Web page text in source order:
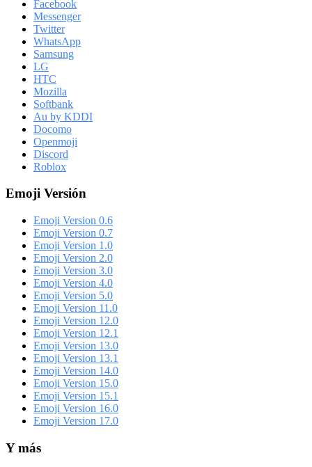
Facebook
Messenger
Twitter
WhatsApp
Samsung
LG
HTC
Mozilla
Softbank
Au by KDDI
Docomo
Openmoji
Discord
Roblox
Emoji Versión
Emoji Version 0.6
Emoji Version 0.7
Emoji Version 1.0
Emoji Version 2.0
Emoji Version 3.0
Emoji Version 4.0
Emoji Version 5.0
Emoji Version 11.0
Emoji Version 12.0
Emoji Version 12.1
Emoji Version 13.0
Emoji Version 13.1
Emoji Version 14.0
Emoji Version 15.0
Emoji Version 15.1
Emoji Version 16.0
Emoji Version 17.0
Y más